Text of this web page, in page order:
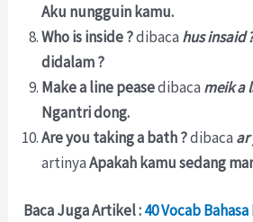
Aku nungguin kamu.
Who is inside ?dibaca hus insaid
didalam ?
Make a line peasedibaca meik a
Ngantri dong.
Are you taking a bath ?dibaca ar
artinyaApakah kamu sedang
Baca Juga Artikel :40 Vocab